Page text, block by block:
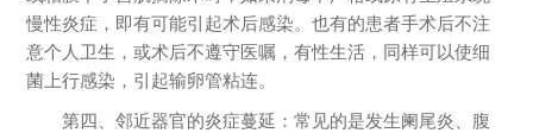
慢性炎症，即有可能引起术后感染。也有的患者手术后不注
意个人卫生，或术后不遵守医嘱，有性生活，同样可以使细
菌上行感染，引起输卵管粘连。
第四、邻近器官的炎症蔓延：常见的是发生阑尾炎、腹